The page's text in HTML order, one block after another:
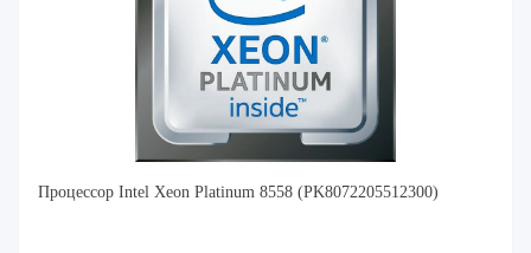
Процессор Intel Xeon Platinum 8558 (PK8072205512300)